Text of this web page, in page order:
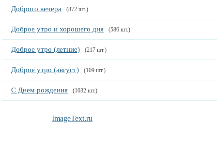
Доброго вечера (872 шт.)
Доброе утро и хорошего дня (586 шт.)
Доброе утро (летние) (217 шт.)
Доброе утро (август) (109 шт.)
С Днем рождения (1032 шт.)
ImageText.ru